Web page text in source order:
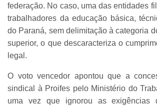
federação. No caso, uma das entidades
trabalhadores da educação básica,
do Paraná, sem delimitação à categoria
superior, o que descaracteriza o
legal.
O voto vencedor apontou que a
sindical à Proifes pelo Ministério do
uma vez que ignorou as exigências